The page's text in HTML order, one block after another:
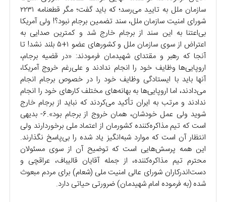
سازمان ملل به تایید می‌رسد؛ که باید گفت؛ مگر قطعنامه ۲۲۳۱
شورای امنیت سازمان ملل، سند تضمین برجام نبود؟! ولی آمریکا
بی‌اعتنا به این سند از برجام خارج شد و کمترین صدایی به
اعتراض از سوی سازمان ملل و کشور‌های عضو ۱‌+‌۵ بلند نشد! تا
آنجا که رهبر و مقتدای شهیدمان فرمودند: «در قضیه برجام،
اروپایی‌ها وظایف خود را انجام ندادند و علی‌رغم خروج آمریکا،
آنها باید با ایستادگی وظایف خود را در خصوص برجام انجام
می‌دادند، اما اروپایی‌ها به بهانه‌های مختلف کار‌های خود را انجام
ندادند و مرتب به ایران تأکید می‌کردند که نباید از برجام خارج
شوید ولی عمل خودشان، همان خروج از برجام بود».۶- بدیهی
است که تیم مذاکره‌کننده کشورمان از اعتماد ملی برخوردارند ولی
انتظار آن است که موارد شبه‌انگیز یاد شده را بی‌پاسخ نگذارند.
این همه پرسش‌هایی است که توضیح آن از سوی مسئولان
محترم تیم مذاکره‌کننده، از جمله آقایان قالیباف، عراقچی و
دست‌اندرکاران شورای عالی امنیت ملی (شعام) برای مردم مبعوث
شده (به فرموده امام شهیدمان) ضرورتی حیاتی دارد.